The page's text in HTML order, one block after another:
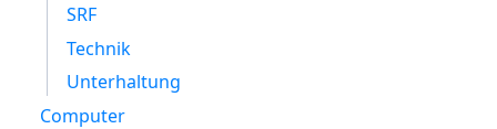
SRF
Technik
Unterhaltung
Computer